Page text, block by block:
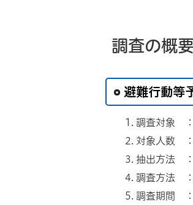
調査の概要
避難行動等
調査対象
対象人数
抽出方法 ：
調査方法 ：
調査期間